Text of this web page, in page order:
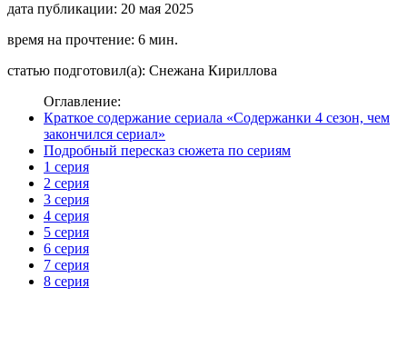
дата публикации: 20 мая 2025
время на прочтение: 6 мин.
статью подготовил(а): Снежана Кириллова
Оглавление:
Краткое содержание сериала «Содержанки 4 сезон, чем
закончился сериал»
Подробный пересказ сюжета по сериям
1 серия
2 серия
3 серия
4 серия
5 серия
6 серия
7 серия
8 серия